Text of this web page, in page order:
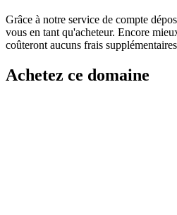
Grâce à notre service de compte
vous en tant qu'acheteur. Encore
coûteront aucuns frais
Achetez ce domaine